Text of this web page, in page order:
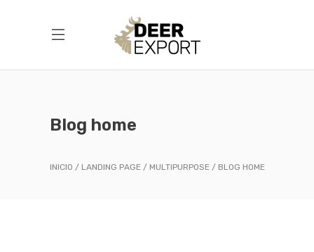
Blog home
INICIO LANDING PAGE MULTIPURPOSE BLOG HOME